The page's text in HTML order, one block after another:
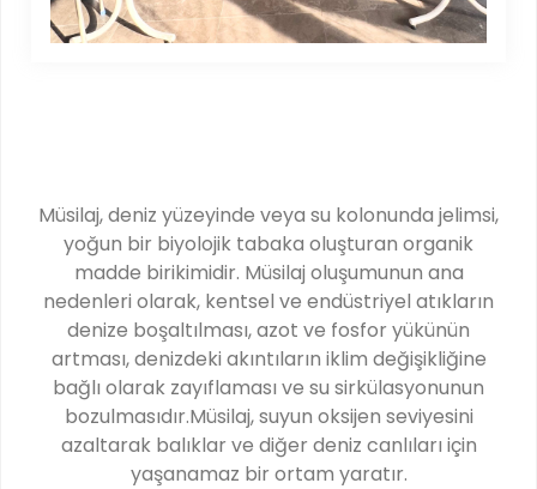
Müsilaj, deniz yüzeyinde veya su kolonunda jelimsi,
yoğun bir biyolojik tabaka oluşturan organik
madde birikimidir. Müsilaj oluşumunun ana
nedenleri olarak, kentsel ve endüstriyel atıkların
denize boşaltılması, azot ve fosfor yükünün
artması, denizdeki akıntıların iklim değişikliğine
bağlı olarak zayıflaması ve su sirkülasyonunun
bozulmasıdır.Müsilaj, suyun oksijen seviyesini
azaltarak balıklar ve diğer deniz canlıları için
yaşanamaz bir ortam yaratır.